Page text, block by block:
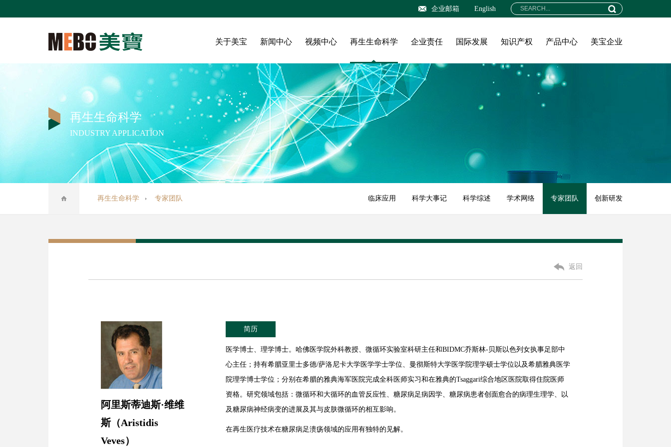
English
企业邮箱
关于美宝 新闻中心 视频中心 再生生命科学 企业责任 国际发展 知识产权 产品中心 美宝企业
再生生命科学
INDUSTRY APPLICATION
再生生命科学 专家团队 临床应用 科学大事记 科学综述 学术网络 专家团队 创新研发
返回
阿里斯蒂迪斯·维维
斯（Aristidis
Veves）
简历
医学博士、理学博士。哈佛医学院外科教授、微循环实验室科研主任和BIDMC乔斯林-贝斯以色列女执事足部中
心主任；持有希腊亚里士多德/萨洛尼卡大学医学学士学位、曼彻斯特大学医学院理学硕士学位以及希腊雅典医学
院理学博士学位；分别在希腊的雅典海军医院完成全科医师实习和在雅典的Tsaggari综合地区医院取得住院医师
资格。研究领域包括：微循环和大循环的血管反应性、糖尿病足病因学、糖尿病患者创面愈合的病理生理学、以
及糖尿病神经病变的进展及其与皮肤微循环的相互影响。
在再生医疗技术在糖尿病足溃疡领域的应用有独特的见解。